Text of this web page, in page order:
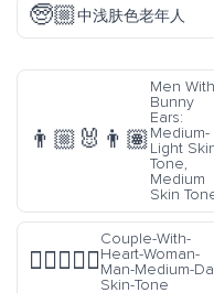
🧓🏼中浅肤色老年人
👨🏼‍🐰‍👨🏽
Men With
Bunny
Ears:
Medium-
Light
Tone,
Medium
Skin
👩🏾‍❤️‍👨🏾
Couple-With-
Heart-Woman-
Man-Medium-
Skin-Tone